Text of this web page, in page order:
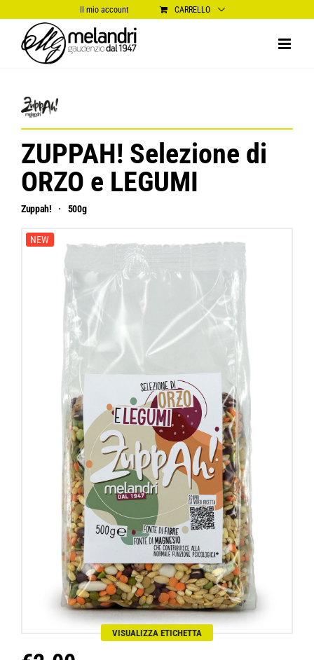
al
contenuto
Il mio account CARRELLO
ZUPPAH! Selezione di
ORZO e LEGUMI
Zuppah! 500g
NEW
VISUALIZZA ETICHETTA